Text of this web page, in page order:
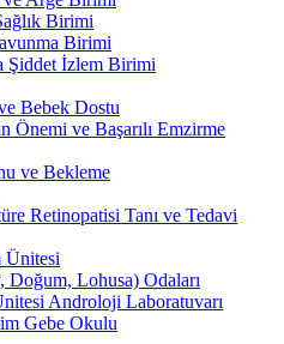
Birimi
Birimi
Şiddet İzlem Birimi
Bebek Dostu
Önemi ve Başarılı Emzirme
ve Bekleme
Retinopatisi Tanı ve Tedavi
Ünitesi
Doğum, Lohusa) Odaları
Androloji Laboratuvarı
Gebe Okulu